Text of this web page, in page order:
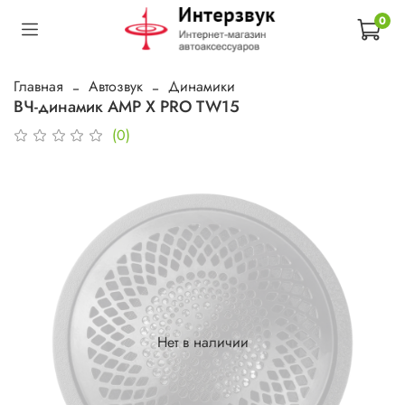
0
Главная Автозвук Динамики
ВЧ-динамик AMP X PRO TW15
(0)
Нет в наличии